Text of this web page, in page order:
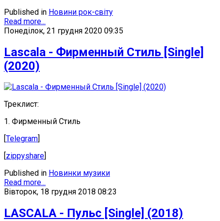
Published in Новини рок-світу
Read more...
Понеділок, 21 грудня 2020 09:35
Lascala - Фирменный Стиль [Single]
(2020)
Треклист:
1. Фирменный Стиль
Telegram
zippyshare
Published in Новинки музики
Read more...
Вівторок, 18 грудня 2018 08:23
LASCALA - Пульс [Single] (2018)